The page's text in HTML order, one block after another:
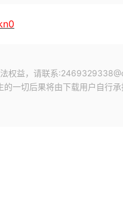
权益，请联系
一切后果将由下载用户自行承